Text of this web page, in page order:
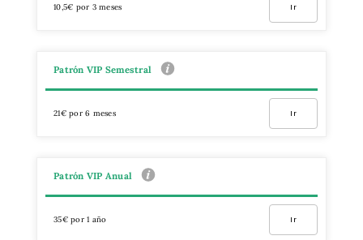
10,5€ por 3 meses Ir
Patrón VIP Semestral
21€ por 6 meses Ir
Patrón VIP Anual
35€ por 1 año Ir